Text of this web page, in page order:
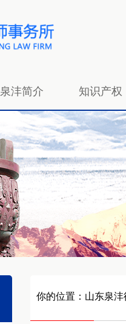
泉沣简介 知识产权
你的位置： 山东泉